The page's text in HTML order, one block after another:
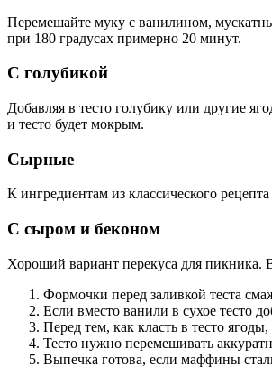
Перемешайте муку с ванилином,
при 180 градусах примерно 20 минут.
С голубикой
Добавляя в тесто голубику или другие
и тесто будет мокрым.
Сырные
К ингредиентам из классического
С сыром и беконом
Хороший вариант перекуса для пикника.
Формочки перед заливкой теста
Если вместо ванили в сухое тесто
Перед тем, как класть в тесто
Тесто нужно перемешивать
Выпечка готова, если маффины